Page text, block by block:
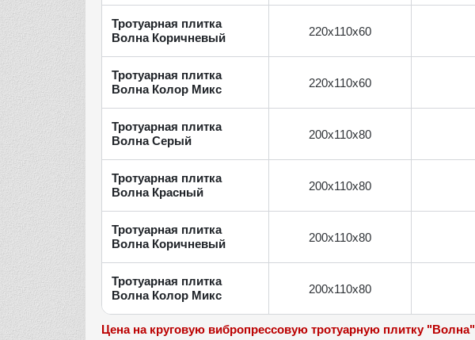
Тротуарная плитка
Волна Коричневый
220х110х60
Тротуарная плитка
Волна Колор Микс
220х110х60
Тротуарная плитка
Волна Серый
200х110х80
Тротуарная плитка
Волна Красный
200х110х80
Тротуарная плитка
Волна Коричневый
200х110х80
Тротуарная плитка
Волна Колор Микс
200х110х80
Цена на круговую вибропрессовую тротуарную плитку "Волна"